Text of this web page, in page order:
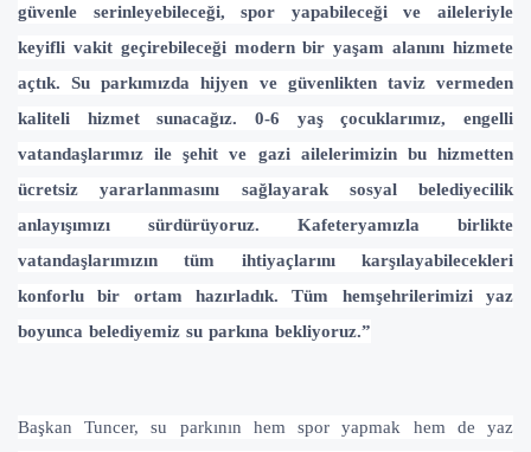
güvenle serinleyebileceği, spor yapabileceği ve aileleriyle
keyifli vakit geçirebileceği modern bir yaşam alanını hizmete
açtık. Su parkımızda
hijyen ve güvenlikten taviz vermeden
kaliteli hizmet sunacağız. 0-6 yaş çocuklarımız, engelli
vatandaşlarımız ile şehit ve gazi ailelerimizin bu hizmetten
ücretsiz yararlanmasını sağlayarak sosyal belediyecilik
anlayışımızı sürdürüyoruz. Kafeteryamızla birlikte
vatandaşlarımızın tüm ihtiyaçlarını karşılayabilecekleri
konforlu bir ortam hazırladık. Tüm hemşehrilerimizi yaz
boyunca belediyemiz su parkına bekliyoruz.”
Başkan Tuncer, su parkının hem spor yapmak hem de yaz